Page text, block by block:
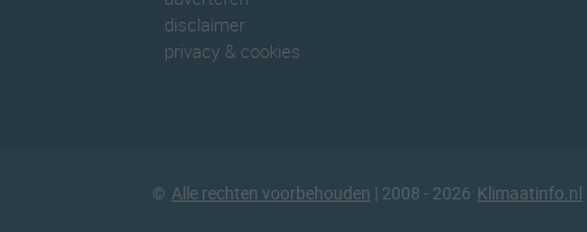
disclaimer
privacy & cookies
© Alle rechten voorbehouden | 2008 - 2026 Klimaatinfo.nl